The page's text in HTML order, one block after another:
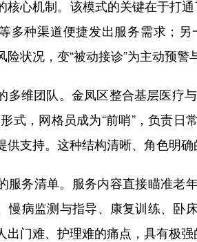
心机制。该模式的关键在于打通
多种渠道便捷发出服务需求；
状况，变“被动接诊”为主动预警
维团队。金凤区整合基层医疗
式，网格员成为“前哨”，负责
供支持。这种结构清晰、角色明
务清单。服务内容直接瞄准老
慢病监测与指导、康复训练、卧
门难、护理难的痛点，具有极强